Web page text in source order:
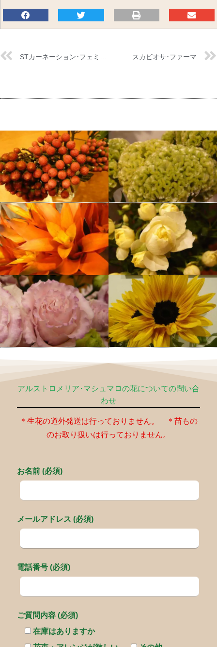
スカビオサ･ファーマ
アルストロメリア･マシュマロの花についての問い合
わせ
＊生花の道外発送は行っておりません。 ＊苗もの
のお取り扱いは行っておりません。
お名前 (必須)
メールアドレス (必須)
電話番号 (必須)
ご質問内容 (必須)
在庫はありますか